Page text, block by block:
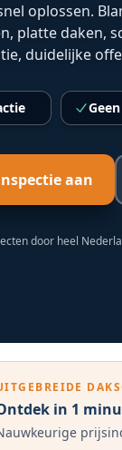
oplossen.
platte daken,
duidelijke
aan
door heel
in 1